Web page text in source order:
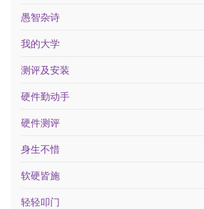
愚智杂诗
我的大学
测评及安装
硬件勤动手
硬件测评
身生不惜
软硬皆施
轻轻叩门